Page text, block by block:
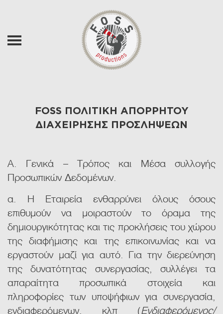
FOSS ΠΟΛΙΤΙΚΗ ΑΠΟΡΡΗΤΟΥ
ΔΙΑΧΕΙΡΗΣΗΣ ΠΡΟΣΛΗΨΕΩΝ
Α. Γενικά – Τρόπος και Μέσα συλλογής
Προσωπικών Δεδομένων.
α. Η Εταιρεία ενθαρρύνει όλους όσους
επιθυμούν να μοιραστούν το όραμα της
δημιουργικότητας και τις προκλήσεις του χώρου
της διαφήμισης και της επικοινωνίας και να
εργαστούν μαζί για αυτό. Για την διερεύνηση
της δυνατότητας συνεργασίας, συλλέγει τα
απαραίτητα προσωπικά στοιχεία και
πληροφορίες των υποψήφιων για συνεργασία,
ενδιαφερόμενων, κλπ (Ενδιαφερόμενος/